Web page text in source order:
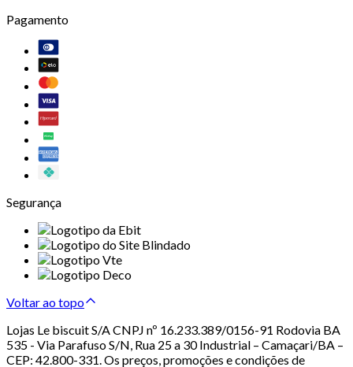
Pagamento
Segurança
Voltar ao topo
Lojas Le biscuit S/A CNPJ nº 16.233.389/0156-91 Rodovia BA
535 - Via Parafuso S/N, Rua 25 a 30 Industrial – Camaçari/BA –
CEP: 42.800-331. Os preços, promoções e condições de